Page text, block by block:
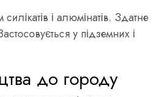
і алюмінатів. Здатне
у підземних і
до городу